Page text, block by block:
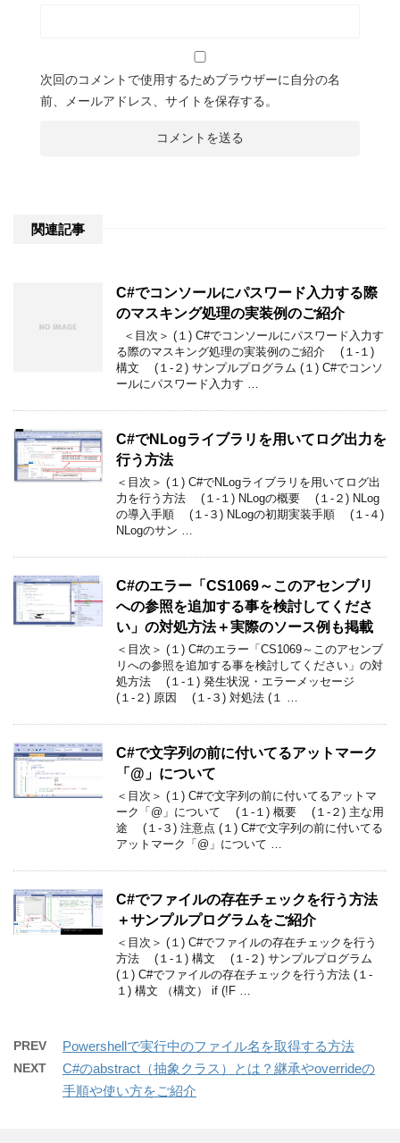
次回のコメントで使用するためブラウザーに自分の名
前、メールアドレス、サイトを保存する。
関連記事
C#でコンソールにパスワード入力する際
のマスキング処理の実装例のご紹介
＜目次＞ (１) C#でコンソールにパスワード入力す
る際のマスキング処理の実装例のご紹介 (１-１)
構文 (１-２) サンプルプログラム (１) C#でコンソ
ールにパスワード入力す …
C#でNLogライブラリを用いてログ出力を
行う方法
＜目次＞ (１) C#でNLogライブラリを用いてログ出
力を行う方法 (１-１) NLogの概要 (１-２) NLog
の導入手順 (１-３) NLogの初期実装手順 (１-４)
NLogのサン …
C#のエラー「CS1069～このアセンブリ
への参照を追加する事を検討してくださ
い」の対処方法＋実際のソース例も掲載
＜目次＞ (１) C#のエラー「CS1069～このアセンブ
リへの参照を追加する事を検討してください」の対
処方法 (１-１) 発生状況・エラーメッセージ
(１-２) 原因 (１-３) 対処法 (１ …
C#で文字列の前に付いてるアットマーク
「@」について
＜目次＞ (１) C#で文字列の前に付いてるアットマ
ーク「@」について (１-１) 概要 (１-２) 主な用
途 (１-３) 注意点 (１) C#で文字列の前に付いてる
アットマーク「@」について …
C#でファイルの存在チェックを行う方法
＋サンプルプログラムをご紹介
＜目次＞ (１) C#でファイルの存在チェックを行う
方法 (１-１) 構文 (１-２) サンプルプログラム
(１) C#でファイルの存在チェックを行う方法 (１-
１) 構文 （構文） if (!F …
PREV Powershellで実行中のファイル名を取得する方法
NEXT
C#のabstract（抽象クラス）とは？継承やoverrideの
手順や使い方をご紹介